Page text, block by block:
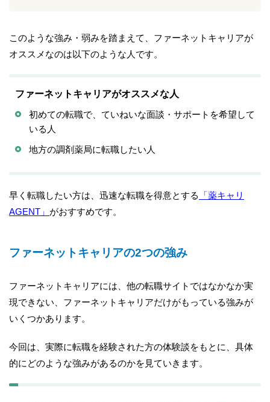
このような強み・弱みを踏まえて、ファーネットキャリアが
オススメなのは以下のような人です。
ファーネットキャリアがオススメな人
初めての転職で、ていねいな面談・サポートを希望して
いる人
地方の調剤薬局に転職したい人
早く転職したい方は、迅速な転職を得意とする
「薬キャリ
AGENT」 がおすすめです。
ファーネットキャリアの2つの強み
ファーネットキャリアには、他の転職サイトではなかなか実
現できない、ファーネットキャリアだけがもっている強みが
いくつかあります。
今回は、実際に転職を経験された方の体験談をもとに、具体
的にどのような強みがあるのかを見ていきます。